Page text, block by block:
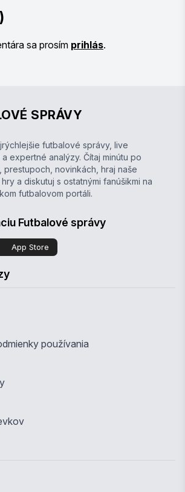
sa prosím prihlás.
SPRÁVY
futbalové správy, live
expertné analýzy. Čítaj minútu po
prestupoch, novinkách, hraj naše
a diskutuj s ostatnými fanúšikmi na
futbalovom portáli.
Futbalové správy
App Store
používania